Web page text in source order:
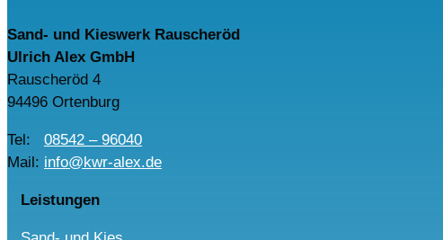
Sand- und Kieswerk Rauscheröd
Ulrich Alex GmbH
Rauscheröd 4
94496 Ortenburg
Tel: 08542 – 96040
Mail: info@kwr-alex.de
Leistungen